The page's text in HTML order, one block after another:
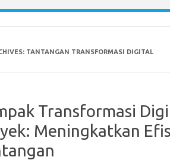
TANTANGAN TRANSFORMASI DIGITAL
Transformasi
Meningkatkan